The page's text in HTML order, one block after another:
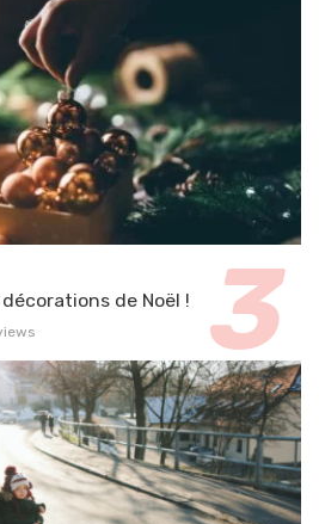
de Noël !